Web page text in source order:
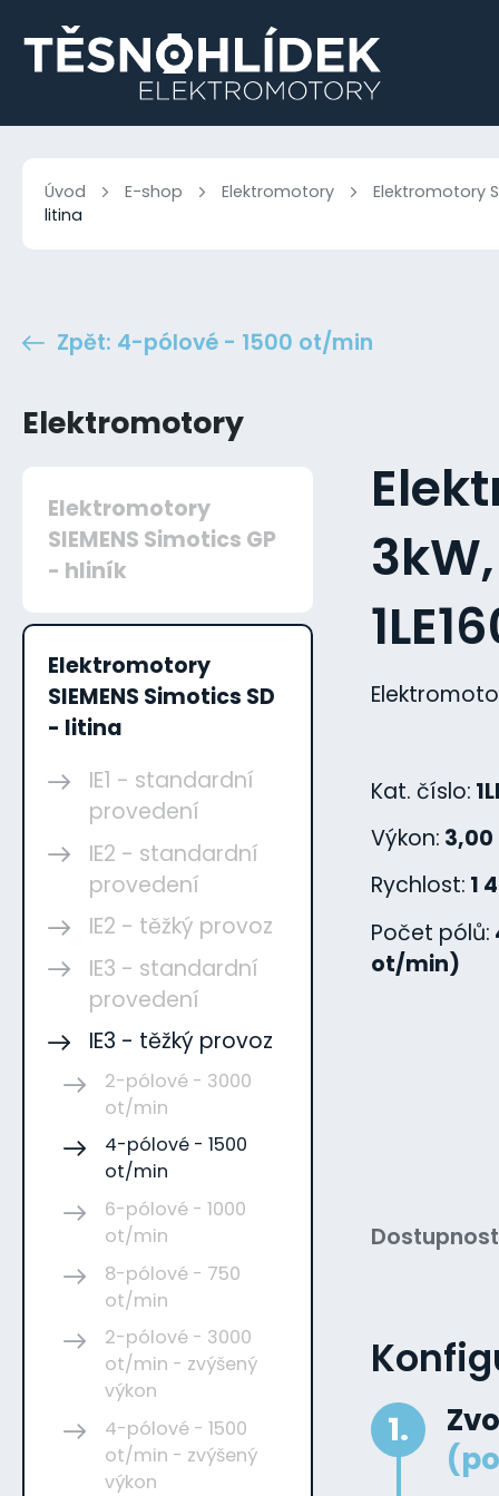
Úvod E-shop Elektromotory
Elektromotory
litina
Zpět: 4-pólové - 1500 ot/min
Elektromotory
Elektromotory
SIEMENS Simotics GP
- hliník
Elektromotory
SIEMENS Simotics SD
- litina
IE1 - standardní
provedení
IE2 - standardní
provedení
IE2 - těžký provoz
IE3 - standardní
provedení
IE3 - těžký provoz
2-pólové - 3000
ot/min
4-pólové - 1500
ot/min
6-pólové - 1000
ot/min
8-pólové - 750
ot/min
2-pólové - 3000
ot/min - zvýšený
výkon
4-pólové - 1500
ot/min - zvýšený
výkon
Kat. číslo:
Výkon: 3,00
Rychlost: 1
Počet pólů:
ot/min)
1.